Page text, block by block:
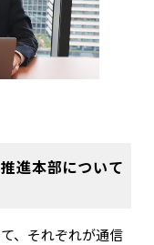
進本部について
、それぞれが通信